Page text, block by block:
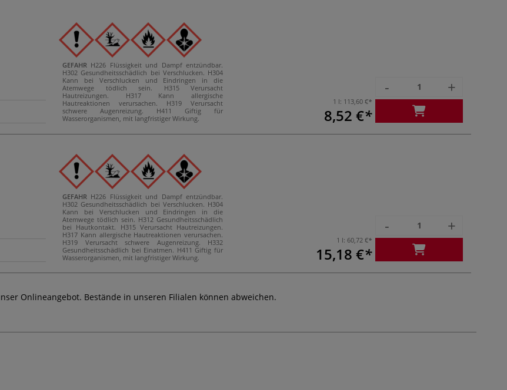
GEFAHR H226 Flüssigkeit und Dampf entzündbar.
H302 Gesundheitsschädlich bei Verschlucken. H304
Kann bei Verschlucken und Eindringen in die
Atemwege tödlich sein.
H315 Verursacht
Hautreizungen.
H317 Kann allergische
Hautreaktionen verursachen.
H319 Verursacht
schwere Augenreizung.
H411 Giftig für
Wasserorganismen, mit langfristiger Wirkung.
1 l: 113,60 €
8,52 €
- +
GEFAHR H226 Flüssigkeit und Dampf entzündbar.
H302 Gesundheitsschädlich bei Verschlucken. H304
Kann bei Verschlucken und Eindringen in die
Atemwege tödlich sein. H312 Gesundheitsschädlich
bei Hautkontakt.
H315 Verursacht Hautreizungen.
H317 Kann allergische Hautreaktionen verursachen.
H319 Verursacht schwere Augenreizung.
H332
Gesundheitsschädlich bei Einatmen. H411 Giftig für
Wasserorganismen, mit langfristiger Wirkung.
1 l:60,72 €
15,18 €
- +
Onlineangebot. Bestände in unseren Filialen können abweichen.